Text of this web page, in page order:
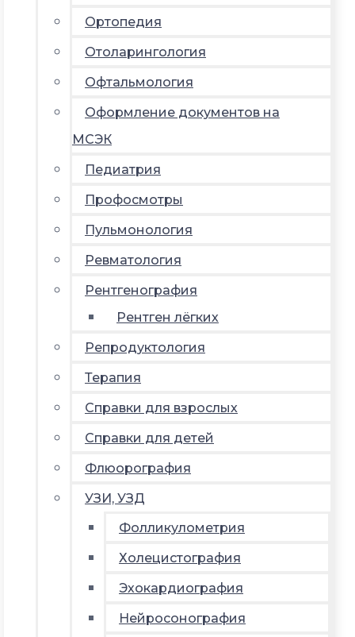
Ортопедия
Отоларингология
Офтальмология
Оформление документов на
МСЭК
Педиатрия
Профосмотры
Пульмонология
Ревматология
Рентгенография
Рентген лёгких
Репродуктология
Терапия
Справки для взрослых
Справки для детей
Флюорография
УЗИ, УЗД
Фолликулометрия
Холецистография
Эхокардиография
Нейросонография